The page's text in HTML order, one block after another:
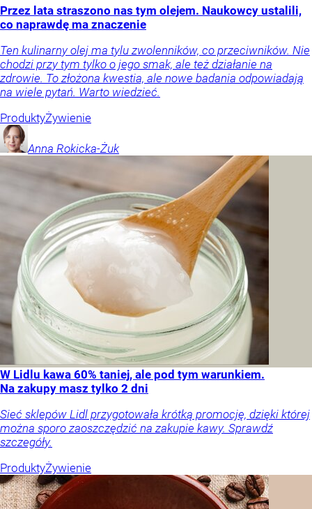
Przez lata straszono nas tym olejem. Naukowcy ustalili,
co naprawdę ma znaczenie
Ten kulinarny olej ma tylu zwolenników, co przeciwników. Nie
chodzi przy tym tylko o jego smak, ale też działanie na
zdrowie. To złożona kwestia, ale nowe badania odpowiadają
na wiele pytań. Warto wiedzieć.
ProduktyŻywienie
Anna Rokicka-Żuk
W Lidlu kawa 60% taniej, ale pod tym warunkiem.
Na zakupy masz tylko 2 dni
Sieć sklepów Lidl przygotowała krótką promocję, dzięki której
można sporo zaoszczędzić na zakupie kawy. Sprawdź
szczegóły.
ProduktyŻywienie